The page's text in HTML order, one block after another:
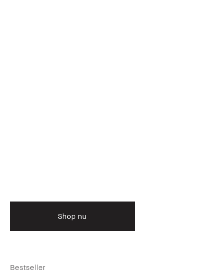
Shop nu
Bestseller